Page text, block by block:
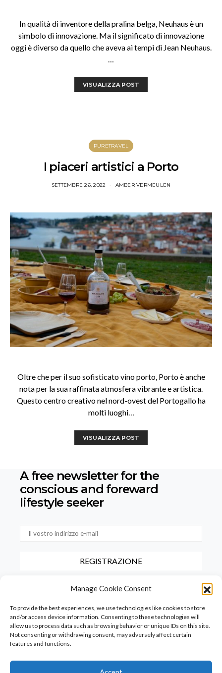
Manage Cookie Consent
To provide the best experiences, we use technologies like cookies to store
and/or access device information. Consenting to these technologies will
allow us to process data such as browsing behavior or unique IDs on this site.
Not consenting or withdrawing consent, may adversely affect certain
features and functions.
In qualità di inventore della pralina belga, Neuhaus è un
simbolo di innovazione. Ma il significato di innovazione
oggi è diverso da quello che aveva ai tempi di Jean Neuhaus.
…
VISUALIZZA POST
PURETRAVEL
I piaceri artistici a Porto
SETTEMBRE 26, 2022 AMBER VERMEULEN
Oltre che per il suo sofisticato vino porto, Porto è anche
nota per la sua raffinata atmosfera vibrante e artistica.
Questo centro creativo nel nord-ovest del Portogallo ha
molti luoghi…
VISUALIZZA POST
A free newsletter for the
conscious and foreward
lifestyle seeker
Selezionando questa casella, confermate di aver letto e accettato
le nostre condizioni d'uso relative alla conservazione dei dati forniti